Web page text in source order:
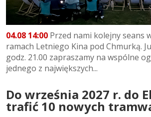
04.08 14:00 Przed nami kolejny seans
ramach Letniego Kina pod Chmurką.
godz. 21.00 zapraszamy na wspólne
jednego z największych...
Do września 2027 r. do
trafić 10 nowych